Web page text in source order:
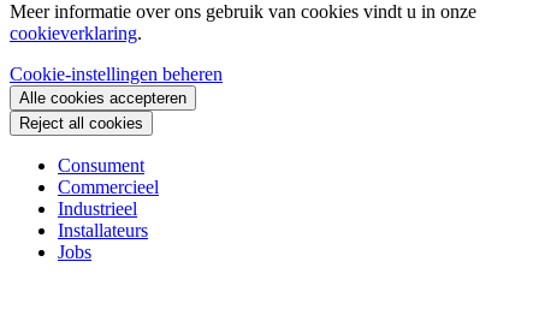
Meer informatie over ons gebruik van cookies vindt u in onze
cookieverklaring.
Cookie-instellingen beheren
Alle cookies accepteren
Reject all cookies
Consument
Commercieel
Industrieel
Installateurs
Jobs